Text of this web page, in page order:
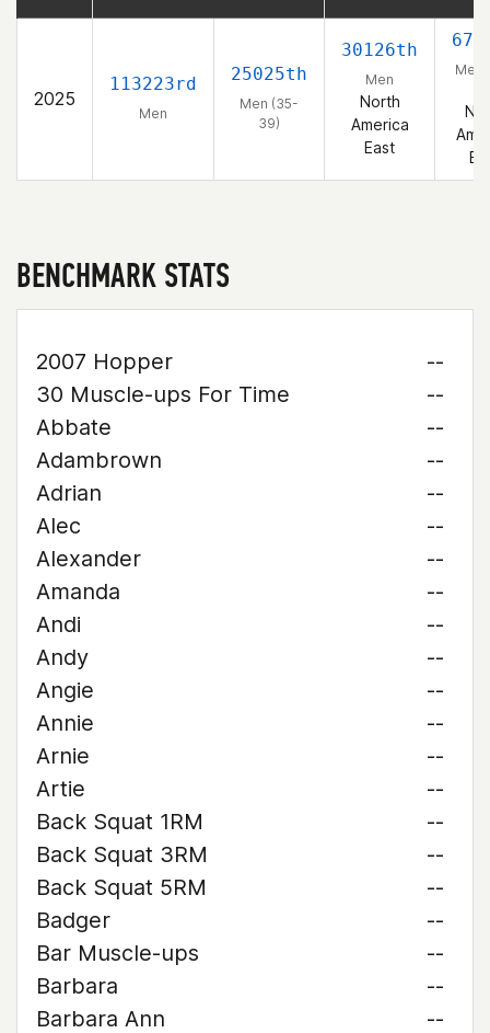
2025
113223rd
Men
25025th
Men (35-
39)
30126th
Men
North
America
East
Men
BENCHMARK STATS
2007 Hopper
--
30 Muscle-ups For Time
--
Abbate
--
Adambrown
--
Adrian
--
Alec
--
Alexander
--
Amanda
--
Andi
--
Andy
--
Angie
--
Annie
--
Arnie
--
Artie
--
Back Squat 1RM
--
Back Squat 3RM
--
Back Squat 5RM
--
Badger
--
Bar Muscle-ups
--
Barbara
--
Barbara Ann
--